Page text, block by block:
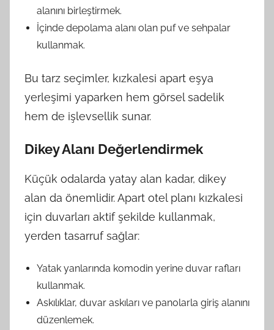
alanını birleştirmek.
İçinde depolama alanı olan puf ve sehpalar
kullanmak.
Bu tarz seçimler, kızkalesi apart eşya
yerleşimi yaparken hem görsel sadelik
hem de işlevsellik sunar.
Dikey Alanı Değerlendirmek
Küçük odalarda yatay alan kadar, dikey
alan da önemlidir. Apart otel planı kızkalesi
için duvarları aktif şekilde kullanmak,
yerden tasarruf sağlar:
Yatak yanlarında komodin yerine duvar rafları
kullanmak.
Askılıklar, duvar askıları ve panolarla giriş alanını
düzenlemek.